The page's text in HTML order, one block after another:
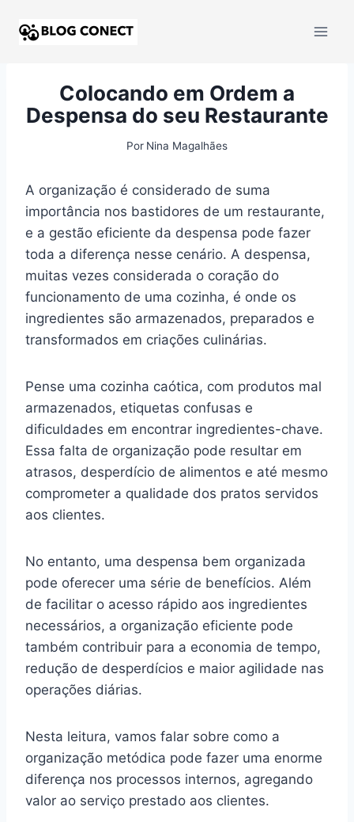
Colocando em Ordem a
Despensa do seu Restaurante
Por Nina Magalhães
A organização é considerado de suma
importância nos bastidores de um restaurante,
e a gestão eficiente da despensa pode fazer
toda a diferença nesse cenário. A despensa,
muitas vezes considerada o coração do
funcionamento de uma cozinha, é onde os
ingredientes são armazenados, preparados e
transformados em criações culinárias.
Pense uma cozinha caótica, com produtos mal
armazenados, etiquetas confusas e
dificuldades em encontrar ingredientes-chave.
Essa falta de organização pode resultar em
atrasos, desperdício de alimentos e até mesmo
comprometer a qualidade dos pratos servidos
aos clientes.
No entanto, uma despensa bem organizada
pode oferecer uma série de benefícios. Além
de facilitar o acesso rápido aos ingredientes
necessários, a organização eficiente pode
também contribuir para a economia de tempo,
redução de desperdícios e maior agilidade nas
operações diárias.
Nesta leitura, vamos falar sobre como a
organização metódica pode fazer uma enorme
diferença nos processos internos, agregando
valor ao serviço prestado aos clientes.